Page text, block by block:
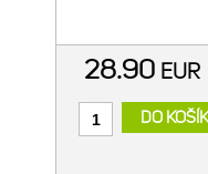
28.90 EUR
DO